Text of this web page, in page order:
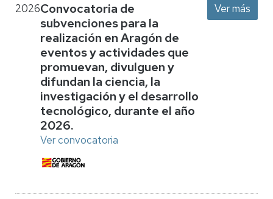
2026Convocatoria de
subvenciones para la
realización en Aragón de
eventos y actividades que
promuevan, divulguen y
difundan la ciencia, la
investigación y el desarrollo
tecnológico, durante el año
2026.
Ver convocatoria
Ver más